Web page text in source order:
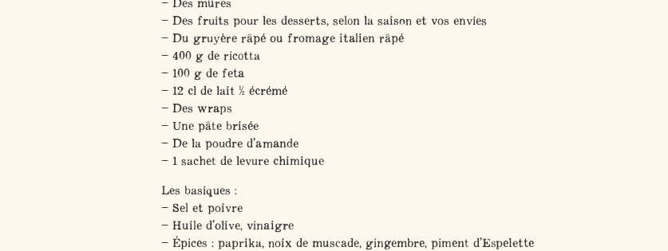
– Des fruits pour les desserts, selon la saison et vos envies
– Du gruyère râpé ou fromage italien râpé
– 400 g de ricotta
– 100 g de feta
– 12 cl de lait ½ écrémé
– Des wraps
– Une pâte brisée
– De la poudre d’amande
– 1 sachet de levure chimique
Les basiques :
– Sel et poivre
– Huile d’olive, vinaigre
– Épices : paprika, noix de muscade, gingembre, piment d’Espelette